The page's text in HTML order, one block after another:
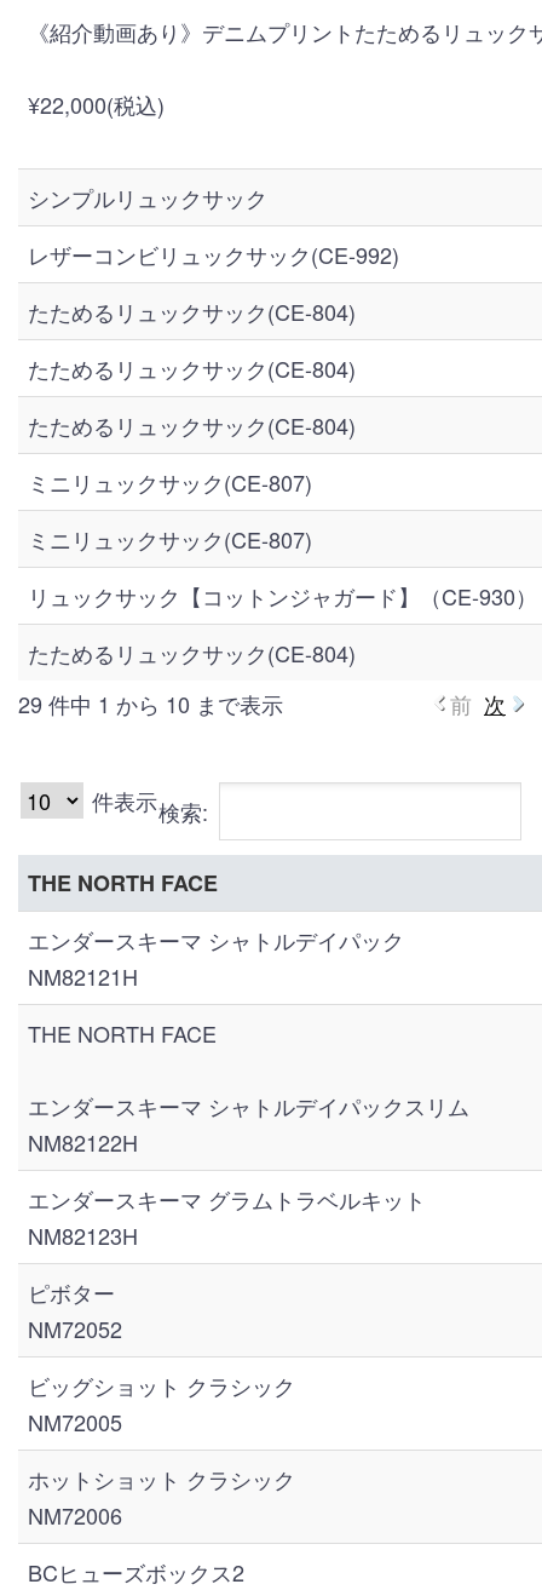
《紹介動画あり》デニムプリントたためるリュック
¥22,000(税込)
シンプルリュックサック
レザーコンビリュックサック(CE-992)
たためるリュックサック(CE-804)
たためるリュックサック(CE-804)
たためるリュックサック(CE-804)
ミニリュックサック(CE-807)
ミニリュックサック(CE-807)
リュックサック【コットンジャガード】（CE-930）
たためるリュックサック(CE-804)
29 件中 1 から 10 まで表示
前 次
件表示検索:
THE NORTH FACE
エンダースキーマ シャトルデイパック
NM82121H
THE NORTH FACE
エンダースキーマ シャトルデイパックスリム
NM82122H
エンダースキーマ グラムトラベルキット
NM82123H
ピボター
NM72052
ビッグショット クラシック
NM72005
ホットショット クラシック
NM72006
BCヒューズボックス2